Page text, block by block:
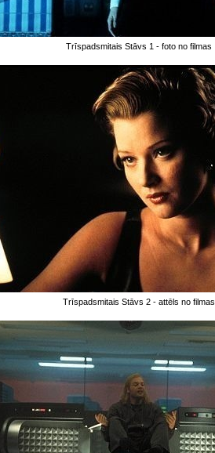
Trīspadsmitais Stāvs 1 - foto no filmas
Trīspadsmitais Stāvs 2 - attēls no filmas